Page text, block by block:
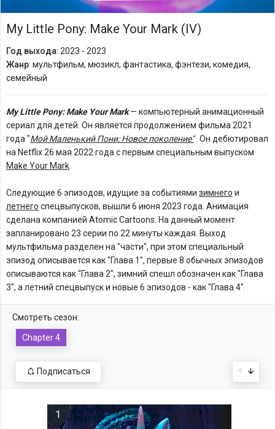
My Little Pony: Make Your Mark (IV)
Год выхода: 2023 - 2023
Жанр: мультфильм, мюзикл, фантастика, фэнтези, комедия,
семейный
My Little Pony: Make Your Mark— компьютерный анимационный
сериал для детей. Он является продолжением фильма 2021
года "Мой Маленький Пони: Новое поколение". Он дебютировал
на Netflix 26 мая 2022 года с первым специальным выпуском
Make Your Mark
Следующие 6 эпизодов, идущие за событиями зимнего и
летнего спецвыпусков, вышли 6 июня 2023 года. Анимация
сделана компанией Atomic Cartoons. На данный момент
запланировано 23 серии по 22 минуты каждая. Выход
мультфильма разделен на "части", при этом специальный
эпизод описывается как "Глава 1", первые 8 обычных эпизодов
описываются как "Глава 2", зимний спешл обозначен как "Глава
3", а летний спецвыпуск и новые 6 эпизодов - как "Глава 4".
Смотреть сезон:
Chapter 4
Подписаться
1